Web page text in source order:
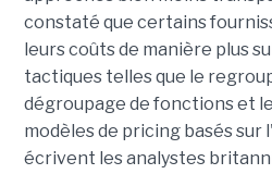
constaté que certains
leurs coûts de manière plus
tactiques telles que le
dégroupage de fonctions et
modèles de pricing basés sur
écrivent les analystes